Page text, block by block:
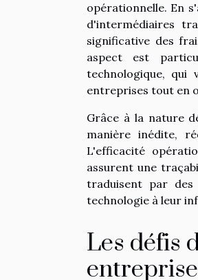
opérationnelle. En
d'intermédiaires
significative des
aspect est
technologique,
entreprises tout en
Grâce à la nature
manière inédite,
L'efficacité
assurent une
traduisent par des
technologie à leur
Les défis
entreprise